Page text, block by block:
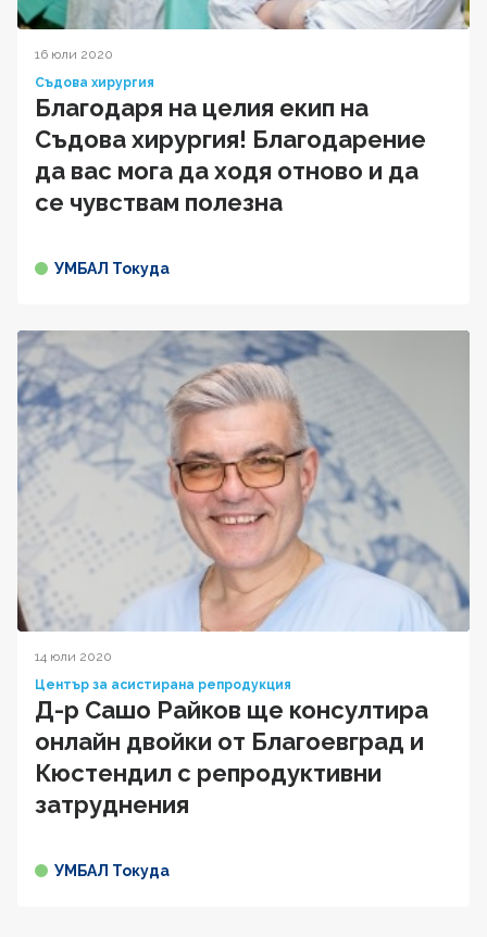
16 юли 2020
Съдова хирургия
Благодаря на целия екип на
Съдова хирургия! Благодарение
да вас мога да ходя отново и да
се чувствам полезна
УМБАЛ Токуда
14 юли 2020
Център за асистирана репродукция
Д-р Сашо Райков ще консултира
онлайн двойки от Благоевград и
Кюстендил с репродуктивни
затруднения
УМБАЛ Токуда